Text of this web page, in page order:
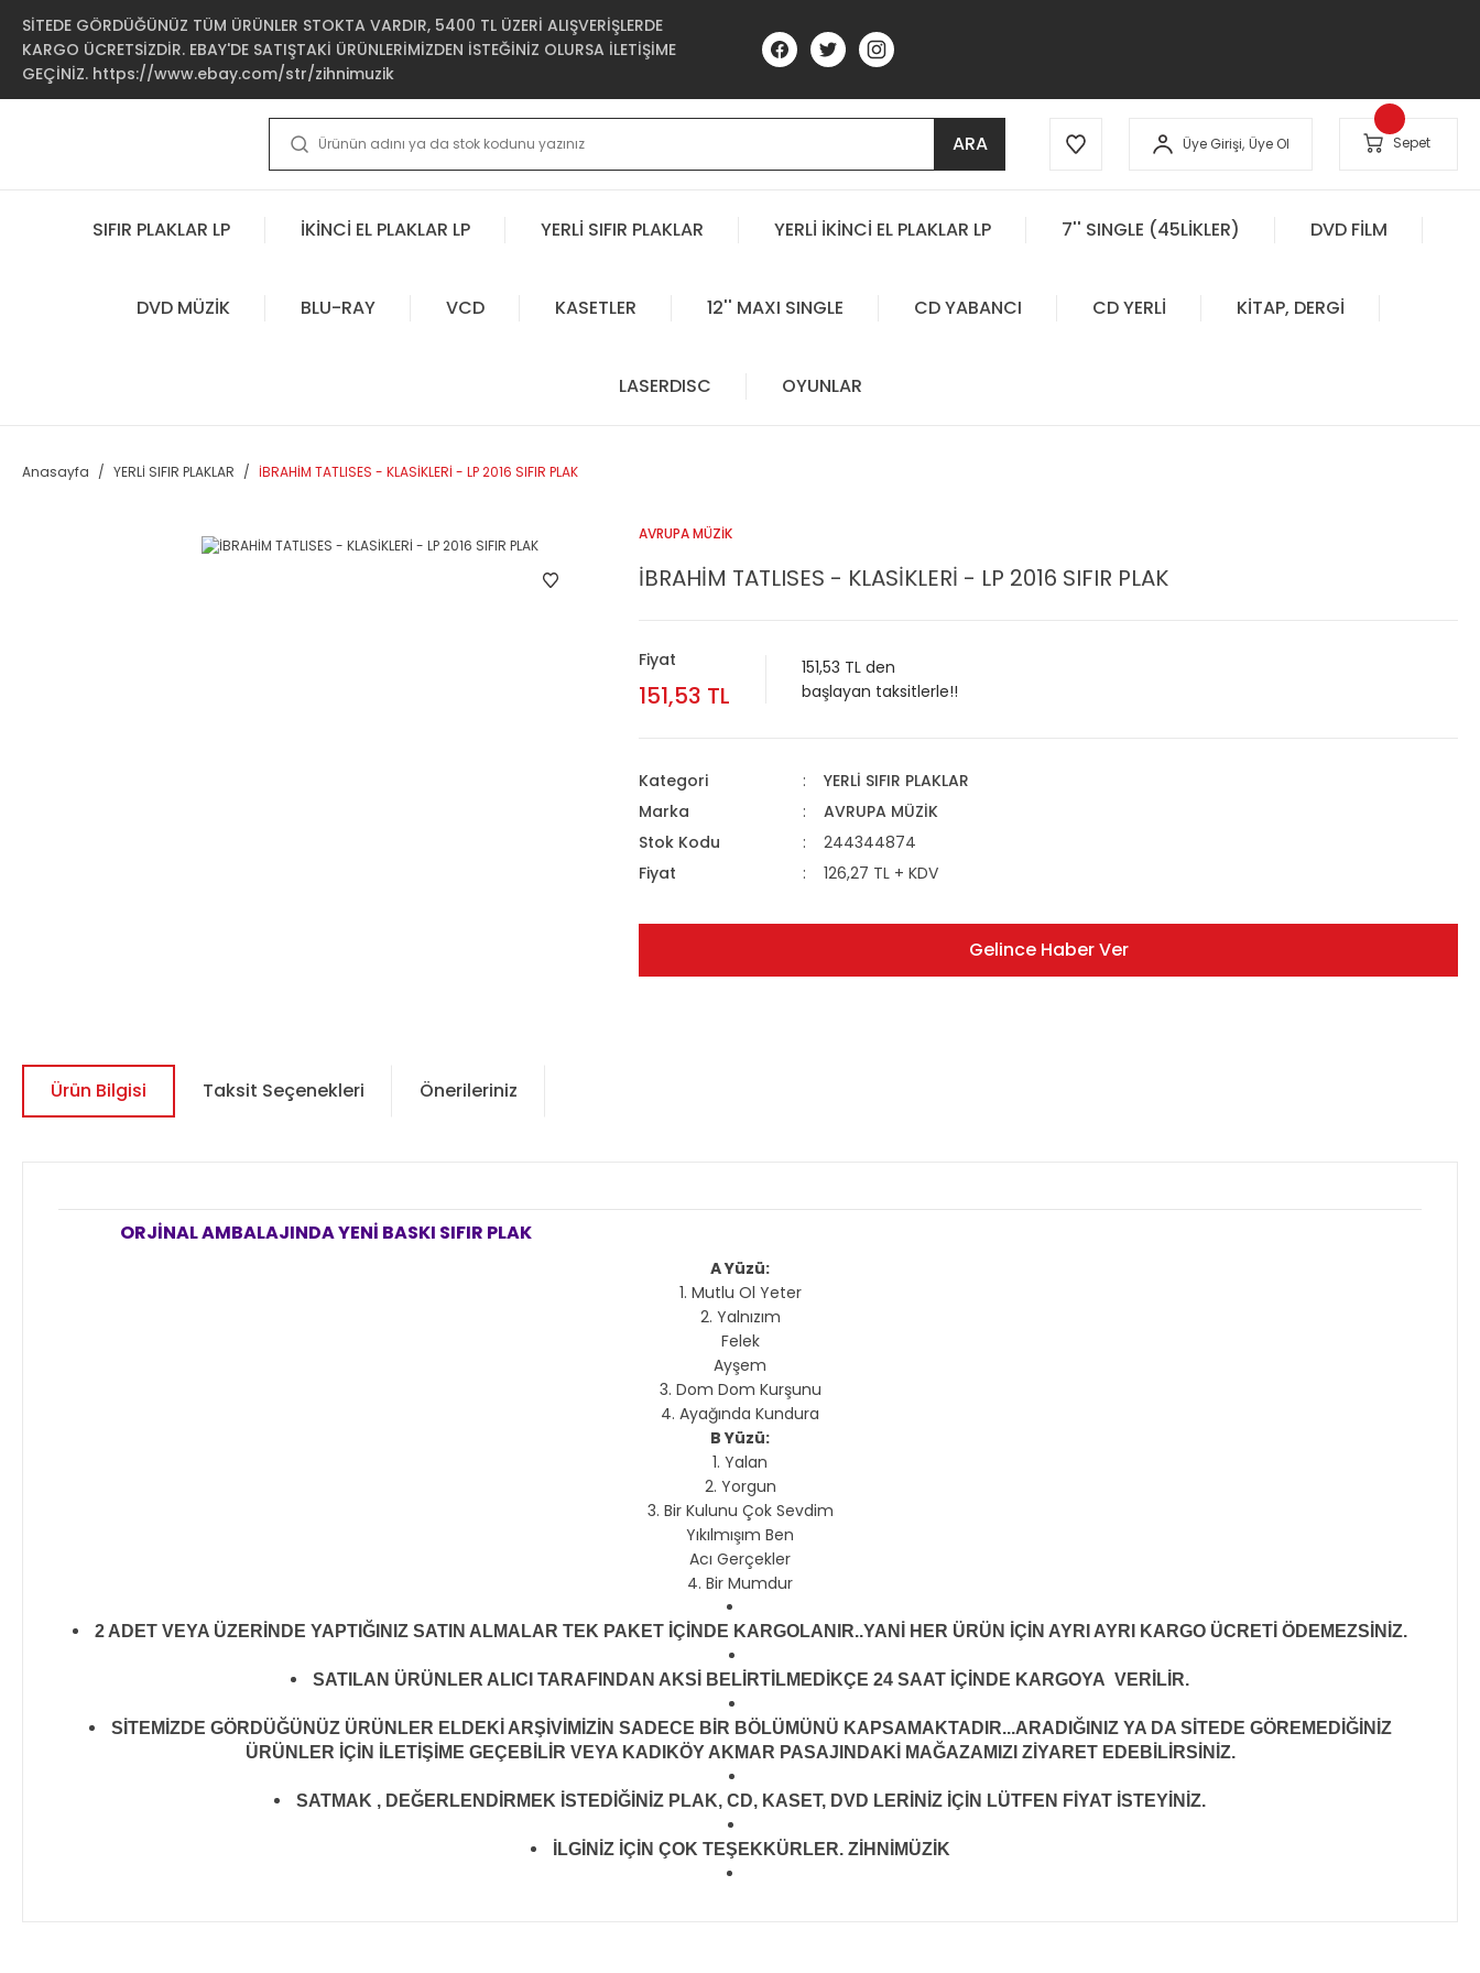
SİTEDE GÖRDÜĞÜNÜZ TÜM ÜRÜNLER STOKTA VARDIR, 5400 TL ÜZERİ ALIŞVERİŞLERDE
KARGO ÜCRETSİZDİR. EBAY'DE SATIŞTAKİ ÜRÜNLERİMİZDEN İSTEĞİNİZ OLURSA İLETİŞİME
GEÇİNİZ. https://www.ebay.com/str/zihnimuzik
ARA Üye Girişi, Üye Ol Sepet
SIFIR PLAKLAR LP İKİNCİ EL PLAKLAR LP YERLİ SIFIR PLAKLAR YERLİ İKİNCİ EL PLAKLAR LP 7'' SINGLE (45LİKLER) DVD FİLM
DVD MÜZİK BLU-RAY VCD KASETLER 12'' MAXI SINGLE CD YABANCI CD YERLİ KİTAP, DERGİ
LASERDISC OYUNLAR
Anasayfa YERLİ SIFIR PLAKLAR İBRAHİM TATLISES - KLASİKLERİ - LP 2016 SIFIR PLAK
AVRUPA MÜZİK
İBRAHİM TATLISES - KLASİKLERİ - LP 2016 SIFIR PLAK
Fiyat
151,53 TL
151,53 TL den
başlayan taksitlerle!!
Kategori
YERLİ SIFIR PLAKLAR
Marka
AVRUPA MÜZİK
Stok Kodu
244344874
Fiyat
126,27 TL + KDV
Gelince Haber Ver
Ürün Bilgisi Taksit Seçenekleri Önerileriniz
ORJİNAL AMBALAJINDA YENİ BASKI SIFIR PLAK
A Yüzü:
Mutlu Ol Yeter
Yalnızım
Felek
Ayşem
Dom Dom Kurşunu
Ayağında Kundura
B Yüzü:
Yalan
Yorgun
Bir Kulunu Çok Sevdim
Yıkılmışım Ben
Acı Gerçekler
Bir Mumdur
2 ADET VEYA ÜZERİNDE YAPTIĞINIZ SATIN ALMALAR TEK PAKET İÇİNDE KARGOLANIR..YANİ HER ÜRÜN İÇİN AYRI AYRI KARGO ÜCRETİ ÖDEMEZSİNİZ.
SATILAN ÜRÜNLER ALICI TARAFINDAN AKSİ BELİRTİLMEDİKÇE 24 SAAT İÇİNDE KARGOYA VERİLİR.
SİTEMİZDE GÖRDÜĞÜNÜZ ÜRÜNLER ELDEKİ ARŞİVİMİZİN SADECE BİR BÖLÜMÜNÜ KAPSAMAKTADIR...ARADIĞINIZ YA DA SİTEDE GÖREMEDİĞİNİZ
ÜRÜNLER İÇİN İLETİŞİME GEÇEBİLİR VEYA KADIKÖY AKMAR PASAJINDAKİ MAĞAZAMIZI ZİYARET EDEBİLİRSİNİZ.
SATMAK , DEĞERLENDİRMEK İSTEDİĞİNİZ PLAK, CD, KASET, DVD LERİNİZ İÇİN LÜTFEN FİYAT İSTEYİNİZ.
İLGİNİZ İÇİN ÇOK TEŞEKKÜRLER. ZİHNİMÜZİK